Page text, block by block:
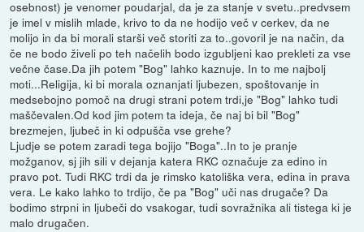
osebnost) je venomer poudarjal, da je za stanje v svetu..predvsem
je imel v mislih mlade, krivo to da ne hodijo več v cerkev, da ne
molijo in da bi morali starši več storiti za to..govoril je na način, da
če ne bodo živeli po teh načelih bodo izgubljeni kao prekleti za vse
večne čase.Da jih potem "Bog" lahko kaznuje. In to me najbolj
moti...Religija, ki bi morala oznanjati ljubezen, spoštovanje in
medsebojno pomoč na drugi strani potem trdi,je "Bog" lahko tudi
maščevalen.Od kod jim potem ta ideja, če naj bi bil "Bog"
brezmejen, ljubeč in ki odpušča vse grehe?
Ljudje se potem zaradi tega bojijo "Boga"..In to je pranje
možganov, sj jih sili v dejanja katera RKC označuje za edino in
pravo pot. Tudi RKC trdi da je rimsko katoliška vera, edina in prava
vera. Le kako lahko to trdijo, če pa "Bog" uči nas drugače? Da
bodimo strpni in ljubeči do vsakogar, tudi sovražnika ali tistega ki je
malo drugačen.